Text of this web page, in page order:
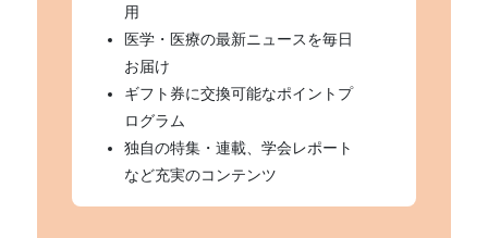
用
医学・医療の最新ニュースを毎日
お届け
ギフト券に交換可能なポイントプ
ログラム
独自の特集・連載、学会レポート
など充実のコンテンツ